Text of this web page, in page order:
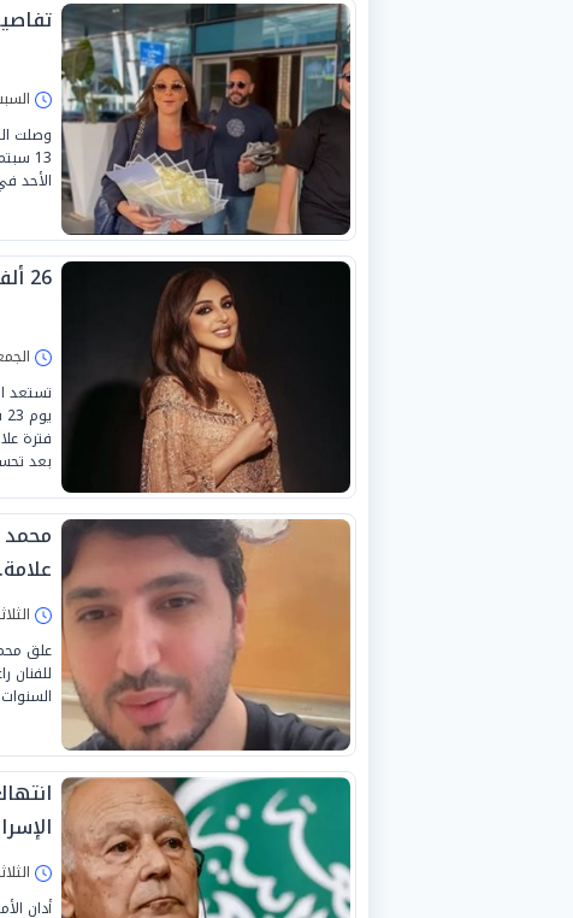
السبت 13/سبتمبر/
وصلت
الأحد
26 ألف جنيه.. أسعار تذاكر حفل أنغام بلندن
الجمعة 12/سبتمبر/
تستعد
فترة
بعد
الثلاثاء 09/سبتمبر/
علق
للفنان
الثلاثاء 09/سبتمبر/
أدان